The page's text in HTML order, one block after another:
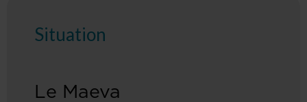
Situation
Le Maeva